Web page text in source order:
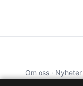
Om oss · Nyheter